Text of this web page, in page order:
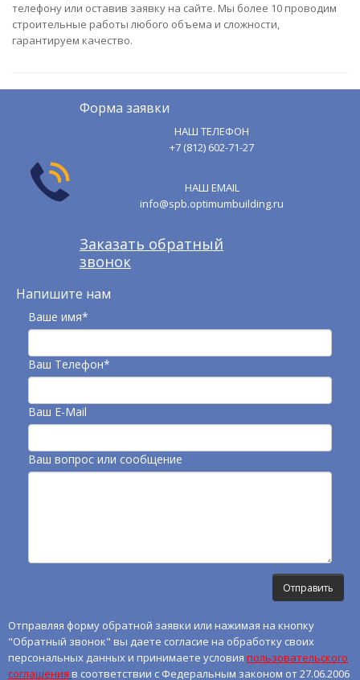
телефону или оставив заявку на сайте. Мы более 10 проводим
строительные работы любого объема и сложности,
гарантируем качество.
Форма заявки
НАШ ТЕЛЕФОН
+7 (812) 602-71-27
НАШ EMAIL
info@spb.optimumbuilding.ru
Заказать обратный
звонок
Напишите нам
Ваше имя*
Ваш Телефон*
Ваш E-Mail
Ваш вопрос или сообщение
Отправляя форму обратной заявки или нажимая на кнопку
"Обратный звонок" вы даете согласие на обработку своих
персональных данных и принимаете условия пользовательского
соглашения в соответствии с Федеральным законом от 27.06.2006